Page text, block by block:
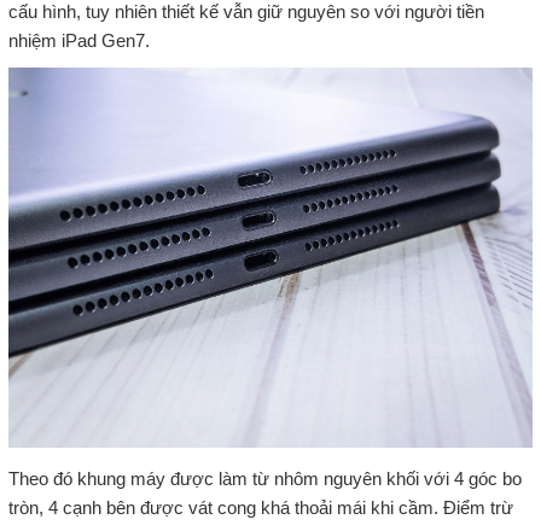
cấu hình, tuy nhiên thiết kế vẫn giữ nguyên so với người tiền
nhiệm iPad Gen7.
Theo đó khung máy được làm từ nhôm nguyên khối với 4 góc bo
tròn, 4 cạnh bên được vát cong khá thoải mái khi cầm. Điểm trừ